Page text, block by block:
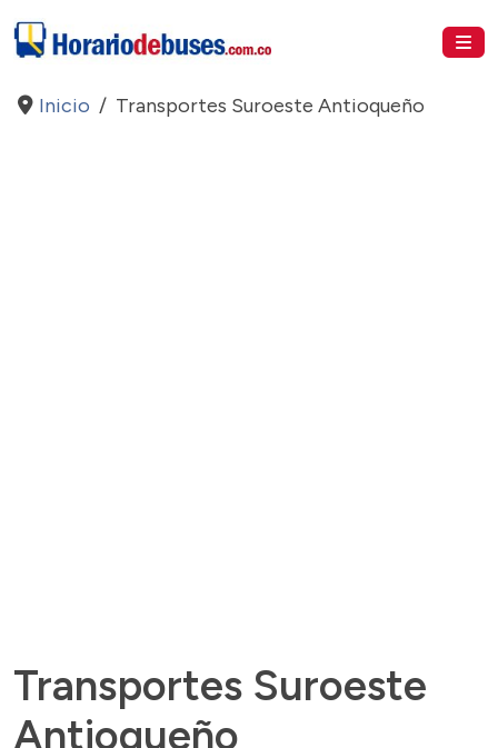
Inicio Transportes Suroeste Antioqueño
Transportes Suroeste
Antioqueño